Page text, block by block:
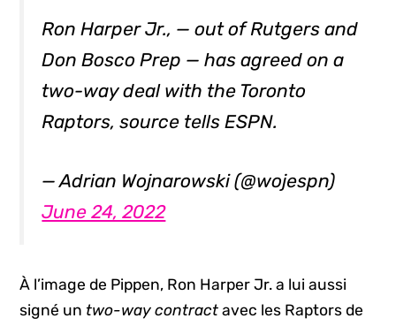
Ron Harper Jr., — out of Rutgers and
Don Bosco Prep — has agreed on a
two-way deal with the Toronto
Raptors, source tells ESPN.
— Adrian Wojnarowski (@wojespn)
June 24, 2022
À l’image de Pippen, Ron Harper Jr. a lui aussi
signé un two-way contract avec les Raptors de